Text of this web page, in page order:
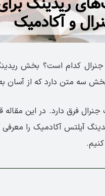
جنرال کدام است؟ بخش
فرق دارد. در این مقاله
آیلتس آکادمیک را معرفی